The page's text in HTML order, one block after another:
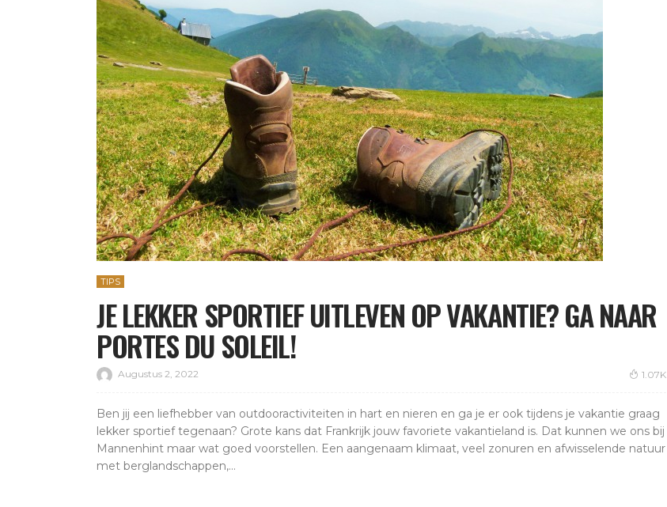
TIPS
JE LEKKER SPORTIEF UITLEVEN OP VAKANTIE? GA NAAR
PORTES DU SOLEIL!
Augustus 2, 2022 1.07K
Ben jij een liefhebber van outdooractiviteiten in hart en nieren en ga je er ook tijdens je vakantie graag
lekker sportief tegenaan? Grote kans dat Frankrijk jouw favoriete vakantieland is. Dat kunnen we ons bij
Mannenhint maar wat goed voorstellen. Een aangenaam klimaat, veel zonuren en afwisselende natuur
met berglandschappen,...